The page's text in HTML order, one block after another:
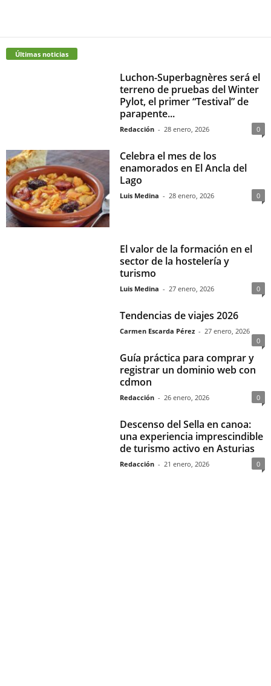
Últimas noticias
Luchon-Superbagnères será el
terreno de pruebas del Winter
Pylot, el primer “Testival” de
parapente...
Redacción - 28 enero, 2026 0
Celebra el mes de los
enamorados en El Ancla del
Lago
Luis Medina - 28 enero, 2026 0
El valor de la formación en el
sector de la hostelería y
turismo
Luis Medina - 27 enero, 2026 0
Tendencias de viajes 2026
Carmen Escarda Pérez - 27 enero, 2026
0
Guía práctica para comprar y
registrar un dominio web con
cdmon
Redacción - 26 enero, 2026 0
Descenso del Sella en canoa:
una experiencia imprescindible
de turismo activo en Asturias
Redacción - 21 enero, 2026 0